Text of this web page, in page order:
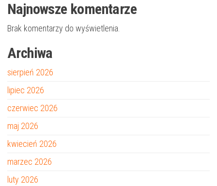
Najnowsze komentarze
Brak komentarzy do wyświetlenia.
Archiwa
sierpień 2026
lipiec 2026
czerwiec 2026
maj 2026
kwiecień 2026
marzec 2026
luty 2026